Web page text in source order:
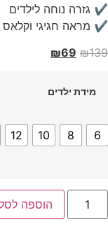
✔ גזרה נוחה לילדים
✔ מראה חגיגי וקלאס
₪139
₪69
מידת ילדים
6
8
10
12
הוספה